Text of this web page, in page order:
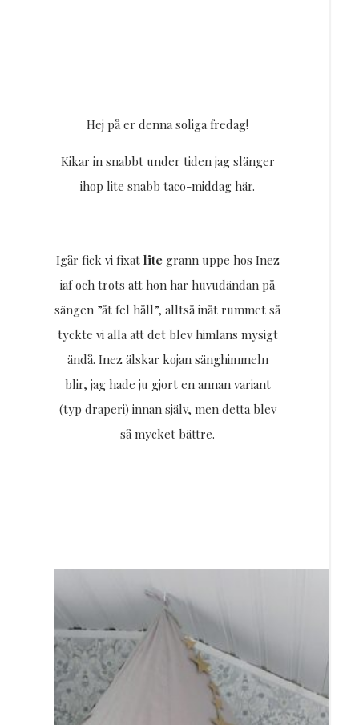
Hej på er denna soliga fredag!
Kikar in snabbt under tiden jag slänger
ihop lite snabb taco-middag här.
Igår fick vi fixat lite grann uppe hos Inez
iaf och trots att hon har huvudändan på
sängen ”åt fel håll”, alltså inåt rummet så
tyckte vi alla att det blev himlans mysigt
ändå. Inez älskar kojan sänghimmeln
blir, jag hade ju gjort en annan variant
(typ draperi) innan själv, men detta blev
så mycket bättre.